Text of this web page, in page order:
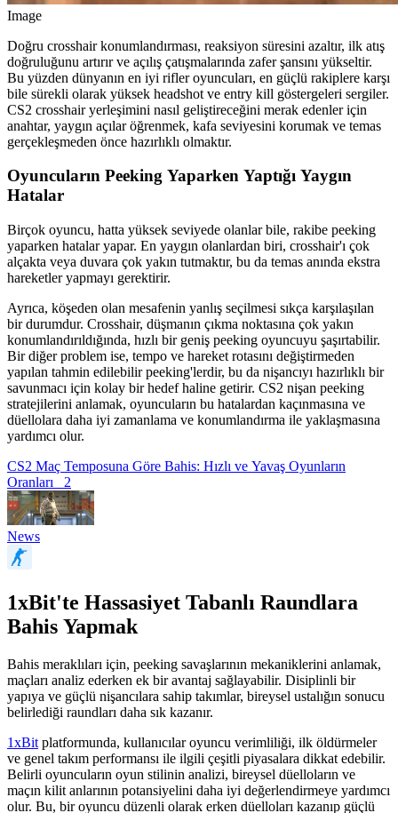
Image
Doğru crosshair konumlandırması, reaksiyon süresini azaltır, ilk atış
doğruluğunu artırır ve açılış çatışmalarında zafer şansını yükseltir.
Bu yüzden dünyanın en iyi rifler oyuncuları, en güçlü rakiplere karşı
bile sürekli olarak yüksek headshot ve entry kill göstergeleri sergiler.
CS2 crosshair yerleşimini nasıl geliştireceğini merak edenler için
anahtar, yaygın açılar öğrenmek, kafa seviyesini korumak ve temas
gerçekleşmeden önce hazırlıklı olmaktır.
Oyuncuların Peeking Yaparken Yaptığı Yaygın
Hatalar
Birçok oyuncu, hatta yüksek seviyede olanlar bile, rakibe peeking
yaparken hatalar yapar. En yaygın olanlardan biri, crosshair'ı çok
alçakta veya duvara çok yakın tutmaktır, bu da temas anında ekstra
hareketler yapmayı gerektirir.
Ayrıca, köşeden olan mesafenin yanlış seçilmesi sıkça karşılaşılan
bir durumdur. Crosshair, düşmanın çıkma noktasına çok yakın
konumlandırıldığında, hızlı bir geniş peeking oyuncuyu şaşırtabilir.
Bir diğer problem ise, tempo ve hareket rotasını değiştirmeden
yapılan tahmin edilebilir peeking'lerdir, bu da nişancıyı hazırlıklı bir
savunmacı için kolay bir hedef haline getirir. CS2 nişan peeking
stratejilerini anlamak, oyuncuların bu hatalardan kaçınmasına ve
düellolara daha iyi zamanlama ve konumlandırma ile yaklaşmasına
yardımcı olur.
CS2 Maç Temposuna Göre Bahis: Hızlı ve Yavaş Oyunların
Oranları 2
News
1xBit'te Hassasiyet Tabanlı Raundlara
Bahis Yapmak
Bahis meraklıları için, peeking savaşlarının mekaniklerini anlamak,
maçları analiz ederken ek bir avantaj sağlayabilir. Disiplinli bir
yapıya ve güçlü nişancılara sahip takımlar, bireysel ustalığın sonucu
belirlediği raundları daha sık kazanır.
1xBit platformunda, kullanıcılar oyuncu verimliliği, ilk öldürmeler
ve genel takım performansı ile ilgili çeşitli piyasalara dikkat edebilir.
Belirli oyuncuların oyun stilinin analizi, bireysel düelloların ve
maçın kilit anlarının potansiyelini daha iyi değerlendirmeye yardımcı
olur. Bu, bir oyuncu düzenli olarak erken düelloları kazanıp güçlü